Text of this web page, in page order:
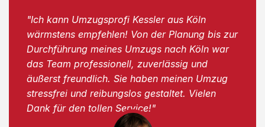
"Ich kann Umzugsprofi Kessler aus Köln
wärmstens empfehlen! Von der Planung bis zur
Durchführung meines Umzugs nach Köln war
das Team professionell, zuverlässig und
äußerst freundlich. Sie haben meinen Umzug
stressfrei und reibungslos gestaltet. Vielen
Dank für den tollen Service!"